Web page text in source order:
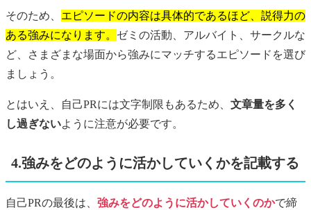
そのため、 エピソードの内容は具体的であるほど、説得力の
ある強みになります。 ゼミの活動、アルバイト、サークルな
ど、さまざまな場面から強みにマッチするエピソードを選び
ましょう。
とはいえ、自己PRには文字制限もあるため、 文章量を多く
し過ぎないように注意が必要です。
4.強みをどのように活かしていくかを記載する
自己PRの最後は、 強みをどのように活かしていくのかで締